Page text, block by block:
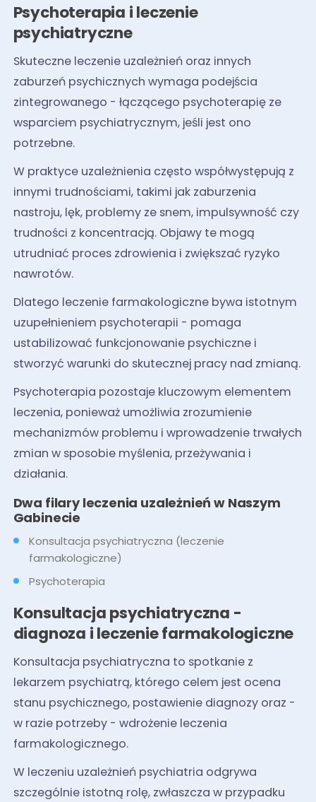
Psychoterapia i leczenie
psychiatryczne
Skuteczne leczenie uzależnień oraz innych
zaburzeń psychicznych wymaga podejścia
zintegrowanego - łączącego psychoterapię ze
wsparciem psychiatrycznym, jeśli jest ono
potrzebne.
W praktyce uzależnienia często współwystępują z
innymi trudnościami, takimi jak zaburzenia
nastroju, lęk, problemy ze snem, impulsywność czy
trudności z koncentracją. Objawy te mogą
utrudniać proces zdrowienia i zwiększać ryzyko
nawrotów.
Dlatego leczenie farmakologiczne bywa istotnym
uzupełnieniem psychoterapii - pomaga
ustabilizować funkcjonowanie psychiczne i
stworzyć warunki do skutecznej pracy nad zmianą.
Psychoterapia pozostaje kluczowym elementem
leczenia, ponieważ umożliwia zrozumienie
mechanizmów problemu i wprowadzenie trwałych
zmian w sposobie myślenia, przeżywania i
działania.
Dwa filary leczenia uzależnień w Naszym
Gabinecie
Konsultacja psychiatryczna (leczenie
farmakologiczne)
Psychoterapia
Konsultacja psychiatryczna -
diagnoza i leczenie farmakologiczne
Konsultacja psychiatryczna to spotkanie z
lekarzem psychiatrą, którego celem jest ocena
stanu psychicznego, postawienie diagnozy oraz -
w razie potrzeby - wdrożenie leczenia
farmakologicznego.
W leczeniu uzależnień psychiatria odgrywa
szczególnie istotną rolę, zwłaszcza w przypadku